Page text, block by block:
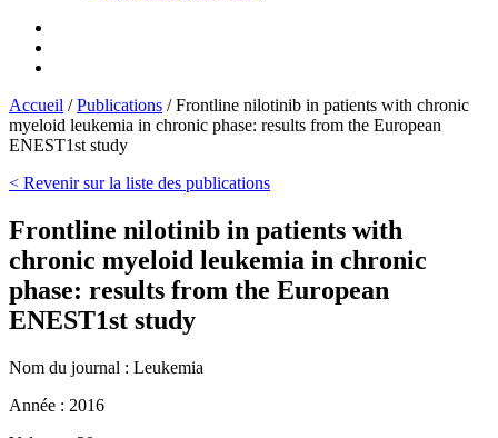
Accueil /Publications /Frontline nilotinib in patients with chronic
myeloid leukemia in chronic phase: results from the European
ENEST1st study
< Revenir sur la liste des publications
Frontline nilotinib in patients with
chronic myeloid leukemia in chronic
phase: results from the European
ENEST1st study
Nom du journal : Leukemia
Année : 2016